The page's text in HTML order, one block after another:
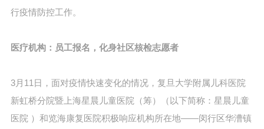
行疫情防控工作。
医疗机构：员工报名，化身社区核检志愿者
3月11日，面对疫情快速变化的情况，复旦大学附属儿科医院
新虹桥分院暨上海星晨儿童医院（筹）（以下简称：星晨儿童
医院 ）和览海康复医院积极响应机构所在地——闵行区华漕镇